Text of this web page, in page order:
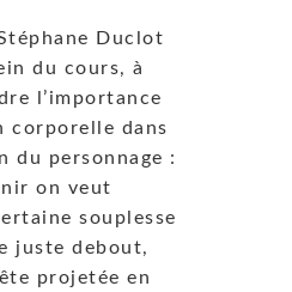
Duclot
du cours, à
l’importance
corporelle dans
du personnage :
on veut
souplesse
juste debout,
projetée en